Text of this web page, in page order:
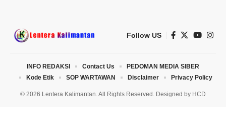
Follow US
© 2026 Lentera Kalimantan. All Rights Reserved. Designed by HCD
INFO REDAKSI Contact Us
PEDOMAN MEDIA SIBER
Kode Etik
SOP WARTAWAN Disclaimer Privacy Policy